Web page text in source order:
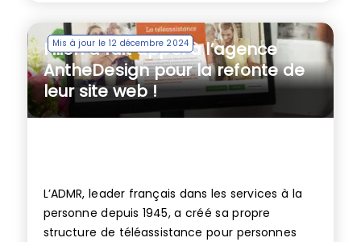
Mis à jour le 12 décembre 2024
Filien a fait appel à l’agence
AntheDesign pour la refonte de
leur site web !
L’ADMR, leader français dans les services à la
personne depuis 1945, a créé sa propre
structure de téléassistance pour personnes